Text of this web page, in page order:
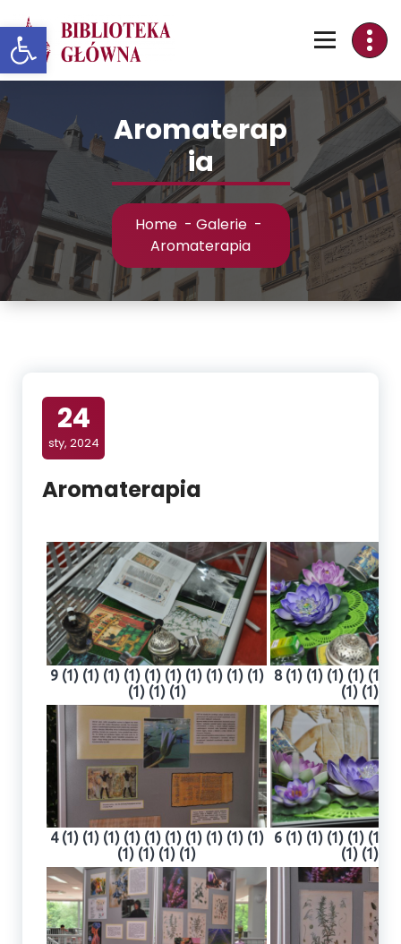
Otwórz pasek narzędzi
to
Content
Aromaterap
ia
Home - Galerie -
Aromaterapia
24
sty, 2024
Aromaterapia
9 (1) (1) (1) (1) (1) (1) (1) (1) (1) (1)
(1) (1) (1)
8 (1) (1) (1) (1) (1)
(1) (1)
4 (1) (1) (1) (1) (1) (1) (1) (1) (1) (1)
(1) (1) (1) (1)
6 (1) (1) (1) (1) (1)
(1) (1)